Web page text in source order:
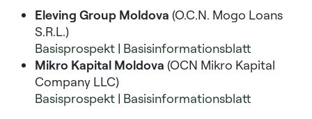
Eleving Group Moldova (O.C.N. Mogo Loans
S.R.L.)
Basisprospekt | Basisinformationsblatt
Mikro Kapital Moldova (OCN Mikro Kapital
Company LLC)
Basisprospekt | Basisinformationsblatt